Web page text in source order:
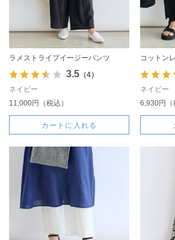
ラメストライプイージーパンツ
3.5（4）
ネイビー
11,000円（税込）
カートに入れる
コットン
ネイビー
6,930円（